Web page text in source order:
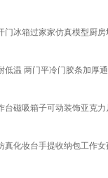
门冰箱过家家仿真模型厨
低温 两门平冷门胶条加厚
台磁吸箱子可动装饰亚克
真化妆台手提收纳包工作